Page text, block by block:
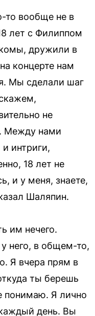
то вообще не в
лет с Филиппом
дружили в
концерте нам
Мы сделали шаг
не
Между нами
интриги,
18 лет не
и у меня, знаете,
Шаляпин.
им нечего.
него, в общем-то,
Я вчера прям в
ты берешь
понимаю. Я лично
день. Вы